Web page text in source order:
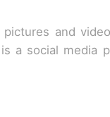
and
a social media